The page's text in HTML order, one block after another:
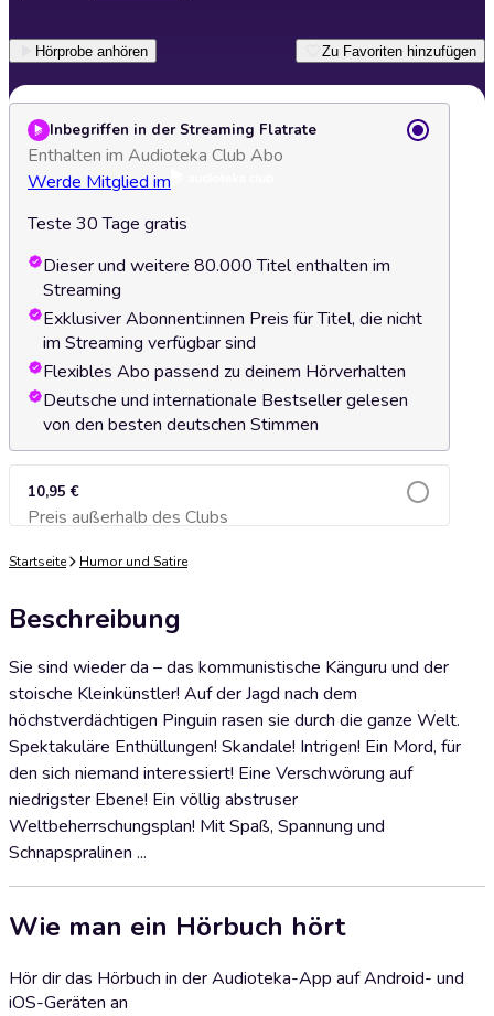
Hörprobe anhören Zu Favoriten hinzufügen
Inbegriffen in der Streaming Flatrate
Enthalten im Audioteka Club Abo
Werde Mitglied im
Teste 30 Tage gratis
Dieser und weitere 80.000 Titel enthalten im
Streaming
Exklusiver Abonnent:innen Preis für Titel, die nicht
im Streaming verfügbar sind
Flexibles Abo passend zu deinem Hörverhalten
Deutsche und internationale Bestseller gelesen
von den besten deutschen Stimmen
10,95 €
Preis außerhalb des ClubsZum Warenkorb hinzufügen
Startseite Humor und Satire
Beschreibung
Sie sind wieder da – das kommunistische Känguru und der
stoische Kleinkünstler! Auf der Jagd nach dem
höchstverdächtigen Pinguin rasen sie durch die ganze Welt.
Spektakuläre Enthüllungen! Skandale! Intrigen! Ein Mord, für
den sich niemand interessiert! Eine Verschwörung auf
niedrigster Ebene! Ein völlig abstruser
Weltbeherrschungsplan! Mit Spaß, Spannung und
Schnapspralinen ...
Wie man ein Hörbuch hört
Hör dir das Hörbuch in der Audioteka-App auf Android- und
iOS-Geräten an